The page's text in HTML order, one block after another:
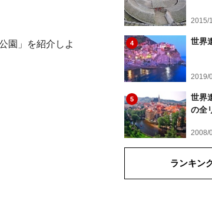
園」を紹介しよ
2015/
4 世界
2019/
5
世界
の全
2008/
ランキン